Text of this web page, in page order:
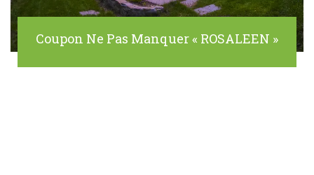
Coupon Ne Pas Manquer « ROSALEEN »